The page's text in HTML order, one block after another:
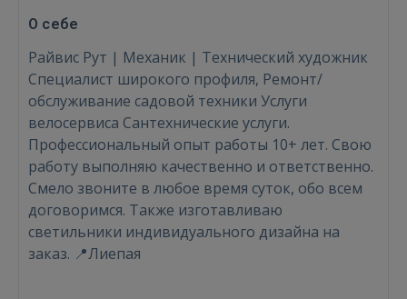
О себе
Райвис Рут | Механик | Технический художник
Специалист широкого профиля, Ремонт/
обслуживание садовой техники Услуги
велосервиса Сантехнические услуги.
Профессиональный опыт работы 10+ лет. Свою
работу выполняю качественно и ответственно.
Смело звоните в любое время суток, обо всем
договоримся. Также изготавливаю
светильники индивидуального дизайна на
заказ. 📍Лиепая